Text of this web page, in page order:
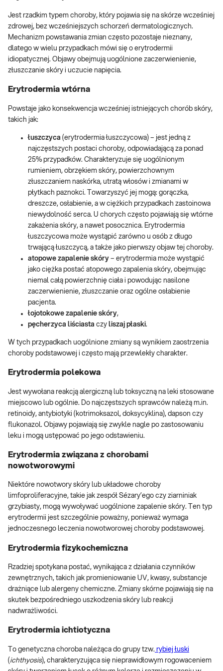
Jest rzadkim typem choroby, który pojawia się na skórze wcześniej
zdrowej, bez wcześniejszych schorzeń dermatologicznych.
Mechanizm powstawania zmian często pozostaje nieznany,
dlatego w wielu przypadkach mówi się o erytrodermii
idiopatycznej. Objawy obejmują uogólnione zaczerwienienie,
złuszczanie skóry i uczucie napięcia.
Erytrodermia wtórna
Powstaje jako konsekwencja wcześniej istniejących chorób skóry,
takich jak:
łuszczyca (erytrodermia łuszczycowa) – jest jedną z
najczęstszych postaci choroby, odpowiadającą za ponad
25% przypadków. Charakteryzuje się uogólnionym
rumieniem, obrzękiem skóry, powierzchownym
złuszczaniem naskórka, utratą włosów i zmianami w
płytkach paznokci. Towarzyszyć jej mogą: gorączka,
dreszcze, osłabienie, a w ciężkich przypadkach zastoinowa
niewydolność serca. U chorych często pojawiają się wtórne
zakażenia skóry, a nawet posocznica. Erytrodermia
łuszczycowa może wystąpić zarówno u osób z długo
trwającą łuszczycą, a także jako pierwszy objaw tej choroby.
atopowe zapalenie skóry – erytrodermia może wystąpić
jako ciężka postać atopowego zapalenia skóry, obejmując
niemal całą powierzchnię ciała i powodując nasilone
zaczerwienienie, złuszczanie oraz ogólne osłabienie
pacjenta.
łojotokowe zapalenie skóry,
pęcherzyca liściasta czy liszaj płaski.
W tych przypadkach uogólnione zmiany są wynikiem zaostrzenia
choroby podstawowej i często mają przewlekły charakter.
Erytrodermia polekowa
Jest wywołana reakcją alergiczną lub toksyczną na leki stosowane
miejscowo lub ogólnie. Do najczęstszych sprawców należą m.in.
retinoidy, antybiotyki (kotrimoksazol, doksycyklina), dapson czy
flukonazol. Objawy pojawiają się zwykle nagle po zastosowaniu
leku i mogą ustępować po jego odstawieniu.
Erytrodermia związana z chorobami
nowotworowymi
Niektóre nowotwory skóry lub układowe choroby
limfoproliferacyjne, takie jak zespół Sézary’ego czy ziarniniak
grzybiasty, mogą wywoływać uogólnione zapalenie skóry. Ten typ
erytrodermii jest szczególnie poważny, ponieważ wymaga
jednoczesnego leczenia nowotworowej choroby podstawowej.
Erytrodermia fizykochemiczna
Rzadziej spotykana postać, wynikająca z działania czynników
zewnętrznych, takich jak promieniowanie UV, kwasy, substancje
drażniące lub alergeny chemiczne. Zmiany skórne pojawiają się na
skutek bezpośredniego uszkodzenia skóry lub reakcji
nadwrażliwości.
Erytrodermia ichtiotyczna
To genetyczna choroba należąca do grupy tzw. rybiej łuski
(ichthyosis), charakteryzująca się nieprawidłowym rogowaceniem